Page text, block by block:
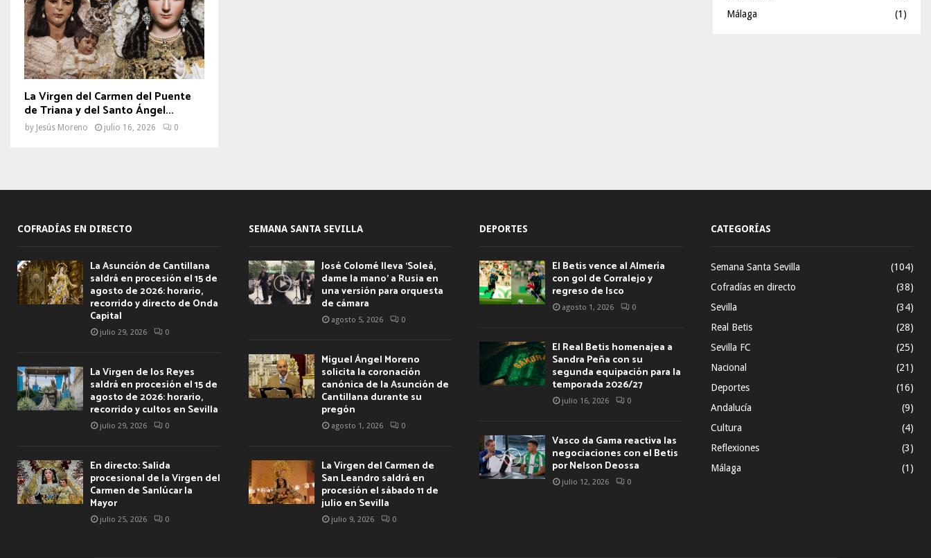
La Virgen del Carmen del Puente
de Triana y del Santo Ángel...
by Jesús Moreno julio 16, 2026 0
Málaga
(1)
COFRADÍAS EN DIRECTO
La Asunción de Cantillana
saldrá en procesión el 15 de
agosto de 2026: horario,
recorrido y directo de Onda
Capital
julio 29, 2026 0
La Virgen de los Reyes
saldrá en procesión el 15 de
agosto de 2026: horario,
recorrido y cultos en Sevilla
julio 29, 2026 0
En directo: Salida
procesional de la Virgen del
Carmen de Sanlúcar la
Mayor
julio 25, 2026 0
SEMANA SANTA SEVILLA
José Colomé lleva ‘Soleá,
dame la mano’ a Rusia en
una versión para orquesta
de cámara
agosto 5, 2026 0
Miguel Ángel Moreno
solicita la coronación
canónica de la Asunción de
Cantillana durante su
pregón
agosto 1, 2026 0
La Virgen del Carmen de
San Leandro saldrá en
procesión el sábado 11 de
julio en Sevilla
julio 9, 2026 0
DEPORTES
El Betis vence al Almería
con gol de Corralejo y
regreso de Isco
agosto 1, 2026 0
El Real Betis homenajea a
Sandra Peña con su
segunda equipación para la
temporada 2026/27
julio 16, 2026 0
Vasco da Gama reactiva las
negociaciones con el Betis
por Nelson Deossa
julio 12, 2026 0
CATEGORÍAS
Semana Santa Sevilla
(104)
Cofradías en directo
(38)
Sevilla
(34)
Real Betis
(28)
Sevilla FC
(25)
Nacional
(21)
Deportes
(16)
Andalucía
(9)
Cultura
(4)
Reflexiones
(3)
Málaga
(1)